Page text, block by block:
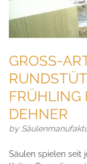
GROSS-
FRÜHLING
DEHNER
by
Säulen spielen seit